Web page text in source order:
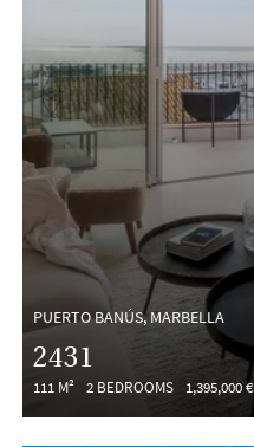
PUERTO BANÚS, MARBELLA
2431
111 M² 2 BEDROOMS 1,395,000 €